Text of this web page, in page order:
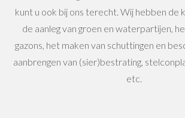
kunt u ook bij ons terecht. Wij hebben de
de aanleg van groen en waterpartijen,
gazons, het maken van schuttingen en
aanbrengen van (sier)bestrating,
etc.